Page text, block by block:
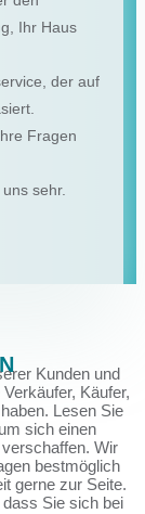
Ihr Haus
der auf
Fragen
sehr.
Kunden und
Käufer,
Lesen Sie
sich einen
Wir
bestmöglich
gerne zur Seite.
Sie sich bei